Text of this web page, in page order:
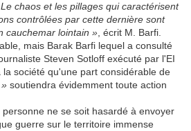
chaos et les pillages qui caractérisent
contrôlées par cette dernière sont
cauchemar lointain » , écrit M. Barfi.
mais Barak Barfi lequel a consulté
Steven Sotloff exécuté par l'EI
société qu'une part considérable de
soutiendra évidemment toute action
ne se soit hasardé à envoyer
guerre sur le territoire immense